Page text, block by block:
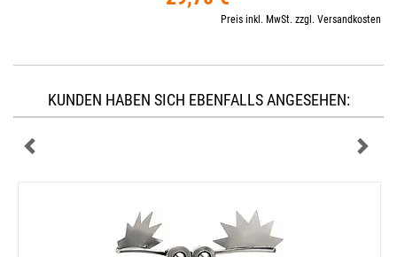
Preis inkl. MwSt. zzgl. Versandkosten
KUNDEN HABEN SICH EBENFALLS ANGESEHEN: